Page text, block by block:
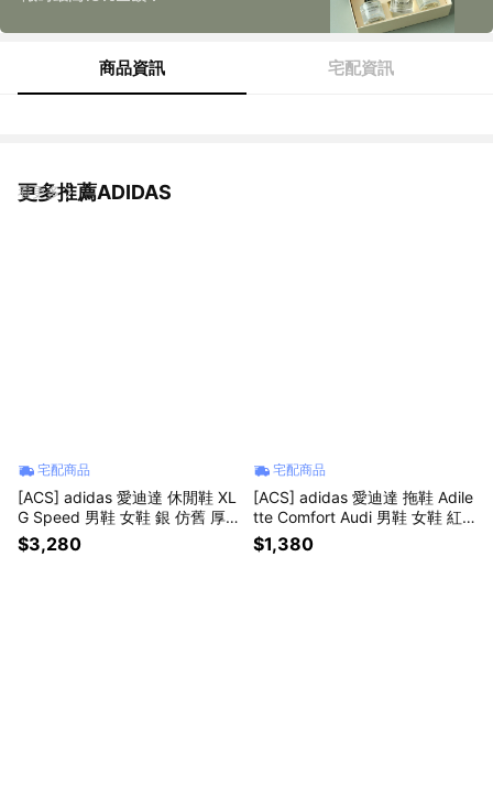
商品資訊 宅配資訊
更多推薦ADIDAS
看更多
宅配商品
[ACS] adidas 愛迪達 休閒鞋 XL
G Speed 男鞋 女鞋 銀 仿舊 厚
底 KJ6503
$3,280
宅配商品
[ACS] adidas 愛迪達 拖鞋 Adile
tte Comfort Audi 男鞋 女鞋 紅
奧迪 快乾 KI6083
$1,380